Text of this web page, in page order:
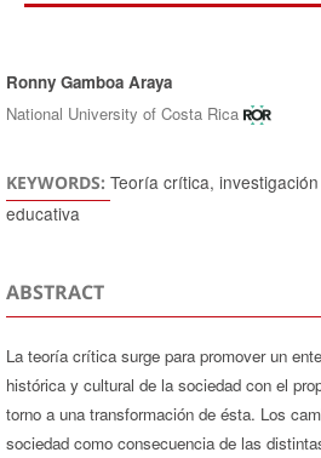
Authors
Ronny Gamboa Araya
National University of Costa Rica
KEYWORDS: Teoría crítica,
educativa
ABSTRACT
La teoría crítica surge para promover un
histórica y cultural de la sociedad con el
torno a una transformación de ésta. Los
sociedad como consecuencia de las